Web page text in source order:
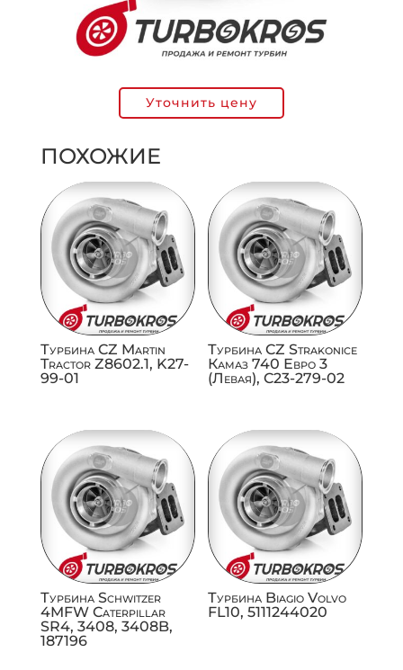
Уточнить цену
ПОХОЖИЕ
Турбина CZ Martin
Tractor Z8602.1, K27-
99-01
Турбина CZ Strakonice
Камаз 740 Евро 3
(Левая), C23-279-02
Турбина Schwitzer
4MFW Caterpillar
SR4, 3408, 3408B,
187196
Турбина Biagio Volvo
FL10, 5111244020